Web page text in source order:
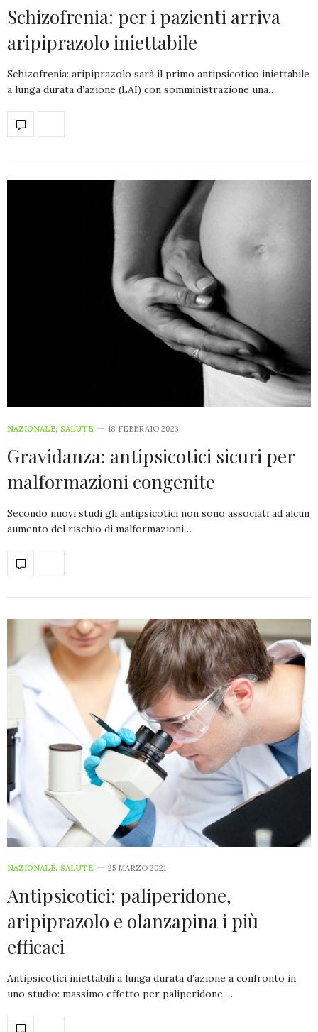
Schizofrenia: per i pazienti arriva
aripiprazolo iniettabile
Schizofrenia: aripiprazolo sarà il primo antipsicotico iniettabile
a lunga durata d’azione (LAI) con somministrazione una…
NAZIONALE, SALUTE 18 FEBBRAIO 2023
Gravidanza: antipsicotici sicuri per
malformazioni congenite
Secondo nuovi studi gli antipsicotici non sono associati ad alcun
aumento del rischio di malformazioni…
NAZIONALE, SALUTE 25 MARZO 2021
Antipsicotici: paliperidone,
aripiprazolo e olanzapina i più
efficaci
Antipsicotici iniettabili a lunga durata d’azione a confronto in
uno studio: massimo effetto per paliperidone,…